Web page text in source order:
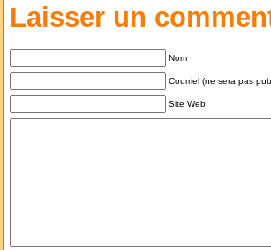
Laisser un
Nom
Courriel (ne sera pas
Site Web